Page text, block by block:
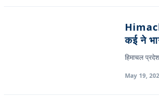
कई ने
हिमाचल
May 19,